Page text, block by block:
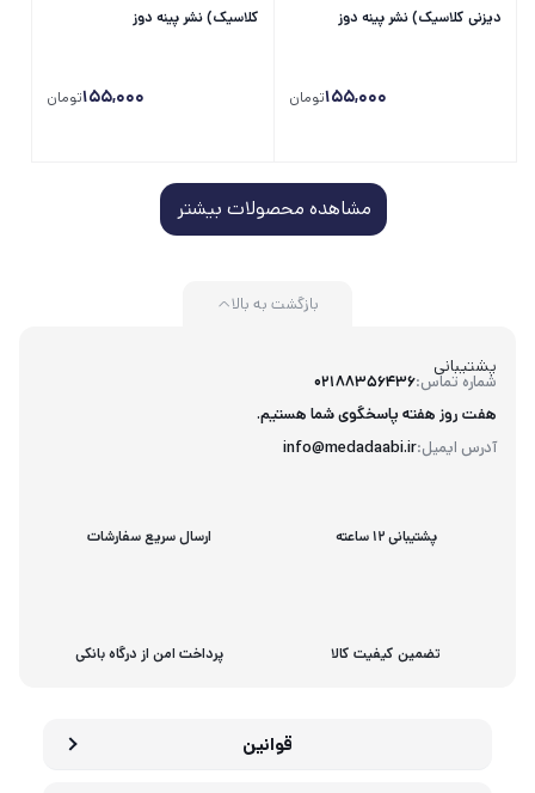
دیزنی کلاسیک) نشر پینه دوز
155,000تومان
کلاسیک) نشر پینه دوز
155,000تومان
مشاهده محصولات بیشتر
پشتیبانی
شماره تماس:02188356436
آدرس ایمیل:info@medadaabi.ir
هفت روز هفته پاسخگوی شما هستیم.
بازگشت به بالا
پشتیبانی 12 ساعته ارسال سریع سفارشات
تضمین کیفیت کالا پرداخت امن از درگاه بانکی
قوانین